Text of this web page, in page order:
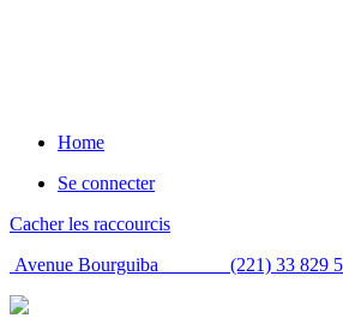
Home
Se connecter
Cacher les raccourcis
Avenue Bourguiba (221) 33 829